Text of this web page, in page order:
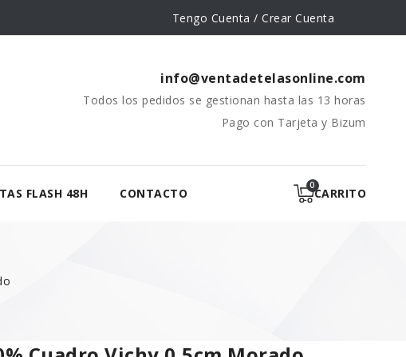
Tengo Cuenta / Crear Cuenta
info@ventadetelasonline.com
Todos los pedidos se gestionan hasta las 13 horas
Pago con Tarjeta y Bizum
FLASH 48H CONTACTO CARRITO